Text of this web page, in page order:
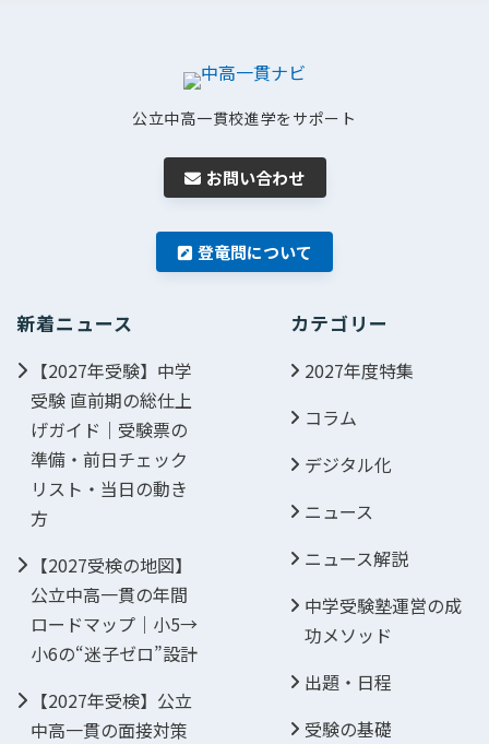
公立中高一貫校進学をサポート
お問い合わせ
登竜問について
新着ニュース
【2027年受験】中学
受験 直前期の総仕上
げガイド｜受験票の
準備・前日チェック
リスト・当日の動き
方
【2027受検の地図】
公立中高一貫の年間
ロードマップ｜小5→
小6の“迷子ゼロ”設計
【2027年受検】公立
中高一貫の面接対策
カテゴリー
2027年度特集
コラム
デジタル化
ニュース
ニュース解説
中学受験塾運営の成
功メソッド
出題・日程
受験の基礎